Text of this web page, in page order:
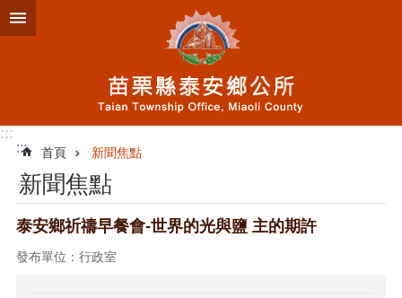
跳到主要內容區塊
:::
:::
首頁 新聞焦點
新聞焦點
泰安鄉祈禱早餐會-世界的光與鹽 主的期許
發布單位：行政室